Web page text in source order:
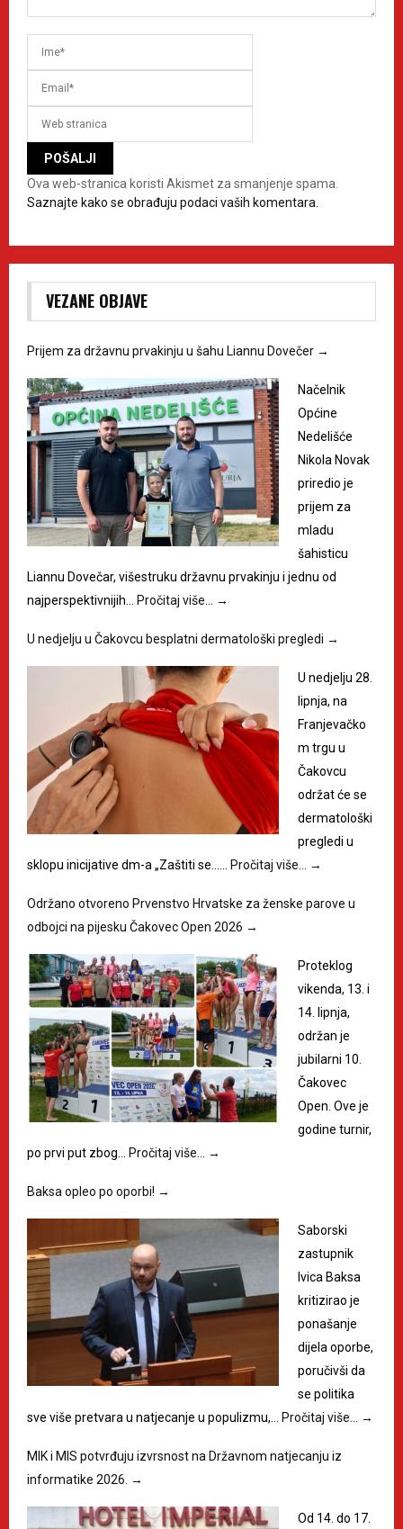
Ova web-stranica koristi Akismet za smanjenje spama.
Saznajte kako se obrađuju podaci vaših komentara.
VEZANE OBJAVE
Prijem za državnu prvakinju u šahu Liannu Dovečer →
Načelnik
Općine
Nedelišće
Nikola Novak
priredio je
prijem za
mladu
šahisticu
Liannu Dovečar, višestruku državnu prvakinju i jednu od
najperspektivnijih… Pročitaj više… →
U nedjelju u Čakovcu besplatni dermatološki pregledi →
U nedjelju 28.
lipnja, na
Franjevačko
m trgu u
Čakovcu
održat će se
dermatološki
pregledi u
sklopu inicijative dm-a „Zaštiti se…… Pročitaj više… →
Održano otvoreno Prvenstvo Hrvatske za ženske parove u
odbojci na pijesku Čakovec Open 2026 →
Proteklog
vikenda, 13. i
14. lipnja,
održan je
jubilarni 10.
Čakovec
Open. Ove je
godine turnir,
po prvi put zbog… Pročitaj više… →
Baksa opleo po oporbi! →
Saborski
zastupnik
Ivica Baksa
kritizirao je
ponašanje
dijela oporbe,
poručivši da
se politika
sve više pretvara u natjecanje u populizmu,… Pročitaj više… →
MIK i MIS potvrđuju izvrsnost na Državnom natjecanju iz
informatike 2026. →
Od 14. do 17.